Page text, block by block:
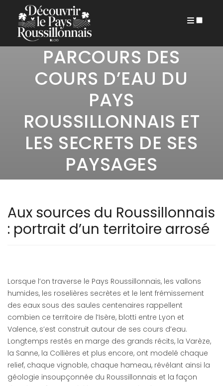
PUBLICATIONS
22 JUIN 2026
SOUS LA SURFACE :
PARCOURS DES
COURS D’EAU DU
PAYS
ROUSSILLONNAIS ET
LES SECRETS DE SES
PAYSAGES
Aux sources du Roussillonnais
: portrait d’un territoire arrosé
Lorsque l’on traverse le Pays Roussillonnais, les vallons
humides, les roselières secrètes et le lent frémissement
des eaux sous des saules centenaires rappellent
combien ce territoire de l’Isère, blotti entre Lyon et
Valence, s’est construit autour de ses cours d’eau.
Longtemps restés en marge des grands récits, la Varèze,
la Sanne, la Collières et plus encore, ont modelé chaque
relief, chaque vignoble, chaque hameau, révélant ainsi la
géologie insoupçonnée du Roussillonnais et la façon